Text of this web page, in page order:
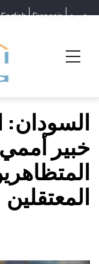
English Français عربية
السودان:
خبير
المعتقلين